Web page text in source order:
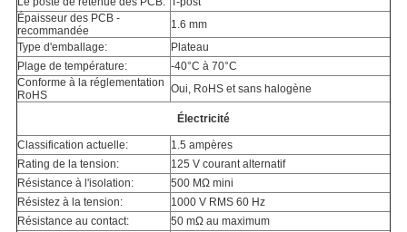
Épaisseur des PCB -
recommandée
1.6 mm
Type d'emballage:
Plateau
Plage de température:
-40°C à 70°C
Conforme à la réglementation
RoHS
Oui, RoHS et sans halogène
Électricité
Classification actuelle:
1.5 ampères
Rating de la tension:
125 V courant alternatif
Résistance à l'isolation:
500 MΩ mini
Résistez à la tension:
1000 V RMS 60 Hz
Résistance au contact:
50 mΩ au maximum